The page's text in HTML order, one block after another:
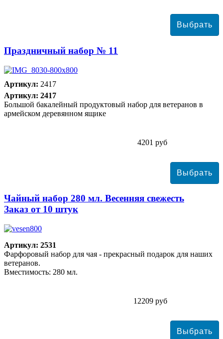
Праздничный набор № 11
Артикул: 2417
Артикул: 2417
Большой бакалейный продуктовый набор для ветеранов в
армейском деревянном ящике
4201 руб
Чайный набор 280 мл. Весенняя свежесть
Заказ от 10 штук
Артикул: 2531
Фарфоровый набор для чая - прекрасный подарок для наших
ветеранов.
Вместимость: 280 мл.
12209 руб